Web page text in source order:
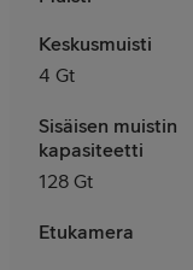
Keskusmuisti
4 Gt
Sisäisen muistin
kapasiteetti
128 Gt
Etukamera